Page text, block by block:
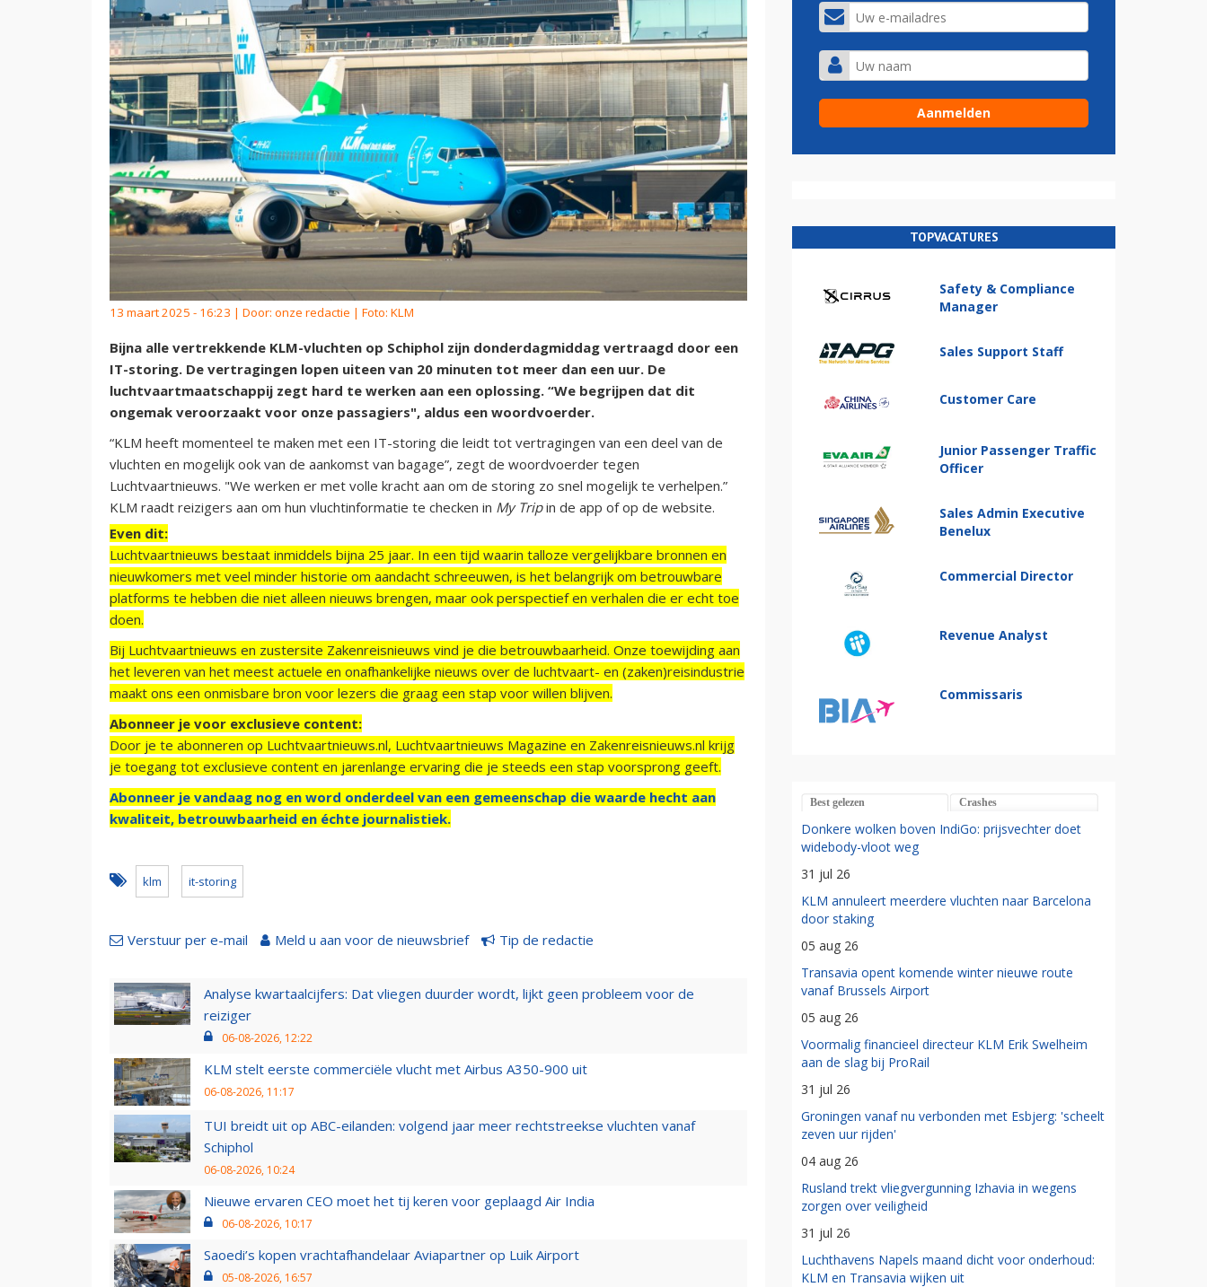
13 maart 2025 - 16:23 | Door: onze redactie | Foto: KLM
Bijna alle vertrekkende KLM-vluchten op Schiphol zijn donderdagmiddag vertraagd door een
IT-storing. De vertragingen lopen uiteen van 20 minuten tot meer dan een uur. De
luchtvaartmaatschappij zegt hard te werken aan een oplossing. “We begrijpen dat dit
ongemak veroorzaakt voor onze passagiers", aldus een woordvoerder.
“KLM heeft momenteel te maken met een IT-storing die leidt tot vertragingen van een deel van de
vluchten en mogelijk ook van de aankomst van bagage”, zegt de woordvoerder tegen
Luchtvaartnieuws. "We werken er met volle kracht aan om de storing zo snel mogelijk te verhelpen.”
KLM raadt reizigers aan om hun vluchtinformatie te checken in My Tripin de app of op de website.
Even dit:
Luchtvaartnieuws bestaat inmiddels bijna 25 jaar. In een tijd waarin talloze vergelijkbare bronnen en
nieuwkomers met veel minder historie om aandacht schreeuwen, is het belangrijk om betrouwbare
platforms te hebben die niet alleen nieuws brengen, maar ook perspectief en verhalen die er echt toe
doen.
Bij Luchtvaartnieuws en zustersite Zakenreisnieuws vind je die betrouwbaarheid. Onze toewijding aan
het leveren van het meest actuele en onafhankelijke nieuws over de luchtvaart- en (zaken)reisindustrie
maakt ons een onmisbare bron voor lezers die graag een stap voor willen blijven.
Abonneer je voor exclusieve content:
Door je te abonneren op Luchtvaartnieuws.nl, Luchtvaartnieuws Magazine en Zakenreisnieuws.nl krijg
je toegang tot exclusieve content en jarenlange ervaring die je steeds een stap voorsprong geeft.
Abonneer je vandaag nog en word onderdeel van een gemeenschap die waarde hecht aan
kwaliteit, betrouwbaarheid en échte journalistiek.
klm it-storing
Verstuur per e-mail Meld u aan voor de nieuwsbrief Tip de redactie
Analyse kwartaalcijfers: Dat vliegen duurder wordt, lijkt geen probleem voor de
reiziger
06-08-2026, 12:22
KLM stelt eerste commerciële vlucht met Airbus A350-900 uit
06-08-2026, 11:17
TUI breidt uit op ABC-eilanden: volgend jaar meer rechtstreekse vluchten vanaf
Schiphol
06-08-2026, 10:24
Nieuwe ervaren CEO moet het tij keren voor geplaagd Air India
06-08-2026, 10:17
Saoedi’s kopen vrachtafhandelaar Aviapartner op Luik Airport
05-08-2026, 16:57
TOPVACATURES
Safety & Compliance
Manager
Sales Support Staff
Customer Care
Junior Passenger Traffic
Officer
Sales Admin Executive
Benelux
Commercial Director
Revenue Analyst
Commissaris
Best gelezen Crashes
Donkere wolken boven IndiGo: prijsvechter doet
widebody-vloot weg
31 jul 26
KLM annuleert meerdere vluchten naar Barcelona
door staking
05 aug 26
Transavia opent komende winter nieuwe route
vanaf Brussels Airport
05 aug 26
Voormalig financieel directeur KLM Erik Swelheim
aan de slag bij ProRail
31 jul 26
Groningen vanaf nu verbonden met Esbjerg: 'scheelt
zeven uur rijden'
04 aug 26
Rusland trekt vliegvergunning Izhavia in wegens
zorgen over veiligheid
31 jul 26
Luchthavens Napels maand dicht voor onderhoud:
KLM en Transavia wijken uit